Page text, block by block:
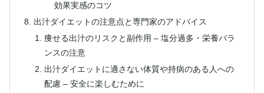
効果実感のコツ
出汁ダイエットの注意点と専門家のアドバイス
痩せる出汁のリスクと副作用 – 塩分過多・栄養バラ
ンスの注意
出汁ダイエットに適さない体質や持病のある人への
配慮 – 安全に楽しむために